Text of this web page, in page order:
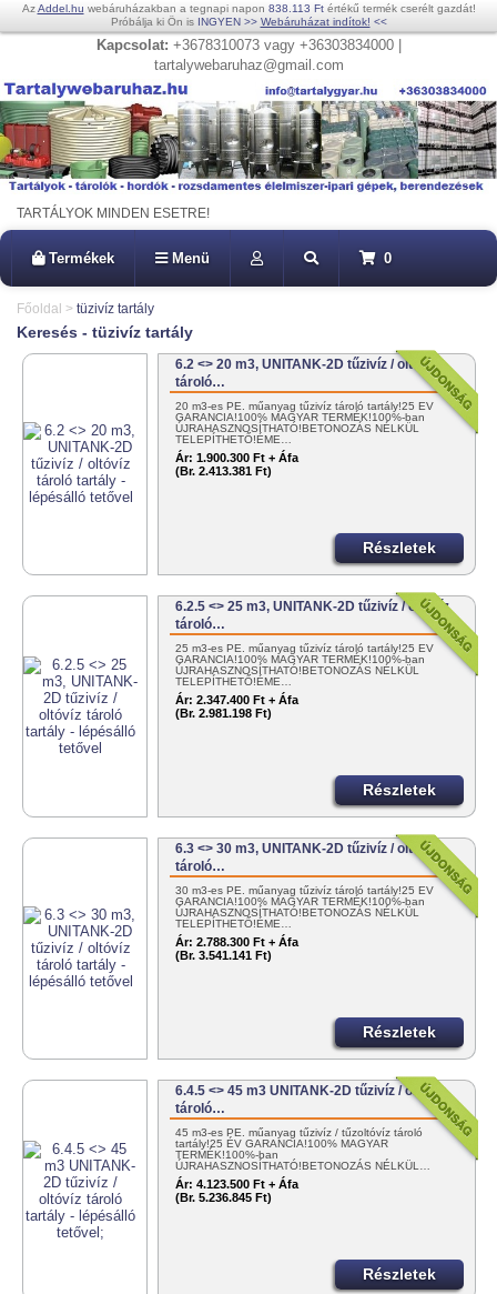
AzAddel.hu webáruházakban a tegnapi napon 838.113 Ftértékű termék cserélt gazdát!
Próbálja ki Ön is INGYEN >> Webáruházat indítok! <<
Kapcsolat: +3678310073 vagy +36303834000 |
tartalywebaruhaz@gmail.com
TARTÁLYOK MINDEN ESETRE!
Termékek Menü 0
Főoldal > tüzivíz tartály
Keresés - tüzivíz tartály
6.2 <> 20 m3, UNITANK-2D tűzivíz / oltóvíz
tároló…
20 m3-es PE. műanyag tűzivíz tároló tartály!25 ÉV
GARANCIA!100% MAGYAR TERMÉK!100%-ban
ÚJRAHASZNOSÍTHATÓ!BETONOZÁS NÉLKÜL
TELEPÍTHETŐ!ÉME…
Ár: 1.900.300 Ft + Áfa
(Br. 2.413.381 Ft)
Részletek
6.2.5 <> 25 m3, UNITANK-2D tűzivíz / oltóvíz
tároló…
25 m3-es PE. műanyag tűzivíz tároló tartály!25 ÉV
GARANCIA!100% MAGYAR TERMÉK!100%-ban
ÚJRAHASZNOSÍTHATÓ!BETONOZÁS NÉLKÜL
TELEPÍTHETŐ!ÉME…
Ár: 2.347.400 Ft + Áfa
(Br. 2.981.198 Ft)
Részletek
6.3 <> 30 m3, UNITANK-2D tűzivíz / oltóvíz
tároló…
30 m3-es PE. műanyag tűzivíz tároló tartály!25 ÉV
GARANCIA!100% MAGYAR TERMÉK!100%-ban
ÚJRAHASZNOSÍTHATÓ!BETONOZÁS NÉLKÜL
TELEPÍTHETŐ!ÉME…
Ár: 2.788.300 Ft + Áfa
(Br. 3.541.141 Ft)
Részletek
6.4.5 <> 45 m3 UNITANK-2D tűzivíz / oltóvíz
tároló…
45 m3-es PE. műanyag tűzivíz / tűzoltóvíz tároló
tartály!25 ÉV GARANCIA!100% MAGYAR
TERMÉK!100%-ban
ÚJRAHASZNOSÍTHATÓ!BETONOZÁS NÉLKÜL…
Ár: 4.123.500 Ft + Áfa
(Br. 5.236.845 Ft)
Részletek